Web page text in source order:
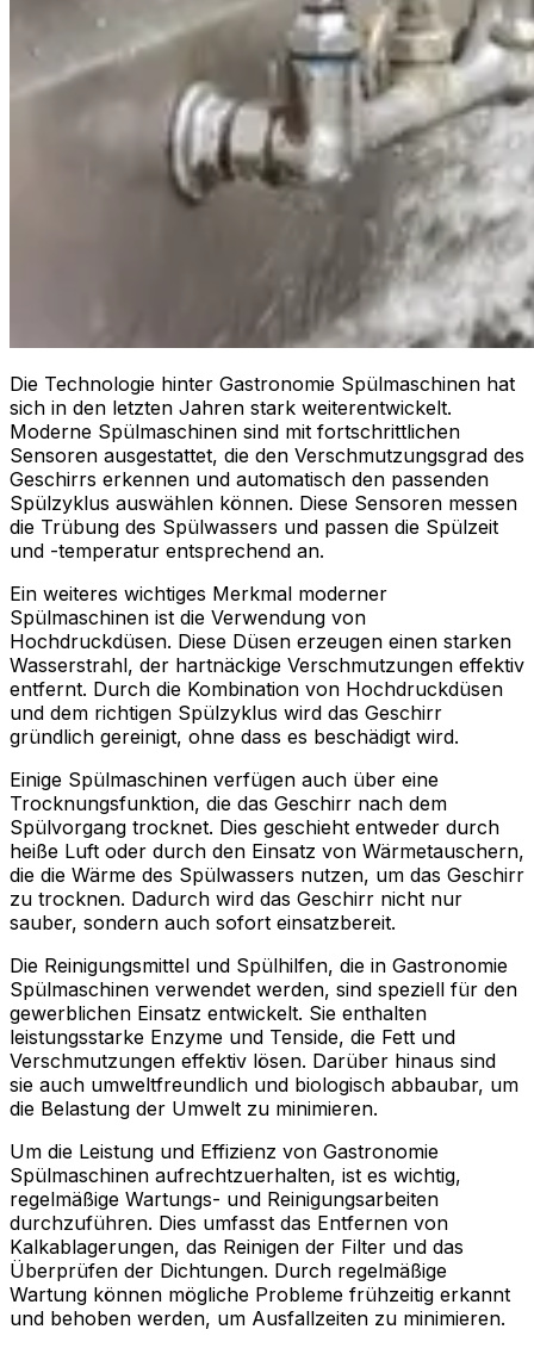
Die Technologie hinter Gastronomie Spülmaschinen hat
sich in den letzten Jahren stark weiterentwickelt.
Moderne Spülmaschinen sind mit fortschrittlichen
Sensoren ausgestattet, die den Verschmutzungsgrad des
Geschirrs erkennen und automatisch den passenden
Spülzyklus auswählen können. Diese Sensoren messen
die Trübung des Spülwassers und passen die Spülzeit
und -temperatur entsprechend an.
Ein weiteres wichtiges Merkmal moderner
Spülmaschinen ist die Verwendung von
Hochdruckdüsen. Diese Düsen erzeugen einen starken
Wasserstrahl, der hartnäckige Verschmutzungen effektiv
entfernt. Durch die Kombination von Hochdruckdüsen
und dem richtigen Spülzyklus wird das Geschirr
gründlich gereinigt, ohne dass es beschädigt wird.
Einige Spülmaschinen verfügen auch über eine
Trocknungsfunktion, die das Geschirr nach dem
Spülvorgang trocknet. Dies geschieht entweder durch
heiße Luft oder durch den Einsatz von Wärmetauschern,
die die Wärme des Spülwassers nutzen, um das Geschirr
zu trocknen. Dadurch wird das Geschirr nicht nur
sauber, sondern auch sofort einsatzbereit.
Die Reinigungsmittel und Spülhilfen, die in Gastronomie
Spülmaschinen verwendet werden, sind speziell für den
gewerblichen Einsatz entwickelt. Sie enthalten
leistungsstarke Enzyme und Tenside, die Fett und
Verschmutzungen effektiv lösen. Darüber hinaus sind
sie auch umweltfreundlich und biologisch abbaubar, um
die Belastung der Umwelt zu minimieren.
Um die Leistung und Effizienz von Gastronomie
Spülmaschinen aufrechtzuerhalten, ist es wichtig,
regelmäßige Wartungs- und Reinigungsarbeiten
durchzuführen. Dies umfasst das Entfernen von
Kalkablagerungen, das Reinigen der Filter und das
Überprüfen der Dichtungen. Durch regelmäßige
Wartung können mögliche Probleme frühzeitig erkannt
und behoben werden, um Ausfallzeiten zu minimieren.